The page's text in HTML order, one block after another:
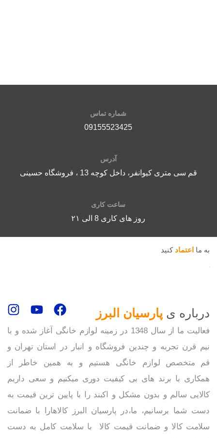
شماره تماس
09155523425
آدرس
قم سی متری کیوانفر، داخل کوچه 13 ، فروشگاه حسینی
ساعت کاری
روز های کاری 8 الی ۲۱
درباره ی پارسیان البرز
فعالیت ما از سال 1348 در زمینه لوازم خانگی آغاز شده و با
نیم قرن تجربه و چندین فروشگاه و انبار در استان تهران و
قم متخصص لوازم خانگی هستیم و به همین خاطر از
همکاری با برند های بی کیفیت دوری میکنیم و سعی داریم
کالایی سالم و بدون مشکل و اکبند را با پایین ترین قیمت به
دست شما برسانیم، ما،در پارسیان البرز کالاهارا با ضمانت
سلامت کالا و ضمانت قیمت کالا با سلامت کامل به دست
به ما اعتماد کنید